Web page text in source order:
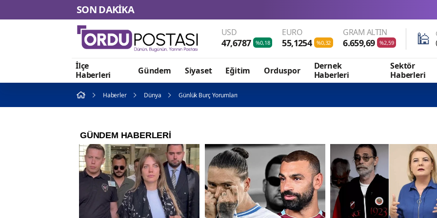
SON DAKİKA
USD
47,6787 %0,18
EURO
55,1254 %0,32
GRAM ALTIN
6.659,69 %2,59 🕌
İlçe
Haberleri
Gündem Siyaset Eğitim Orduspor
Dernek
Haberleri
Sektör
Haberleri
Haberler Dünya Günlük Burç Yorumları